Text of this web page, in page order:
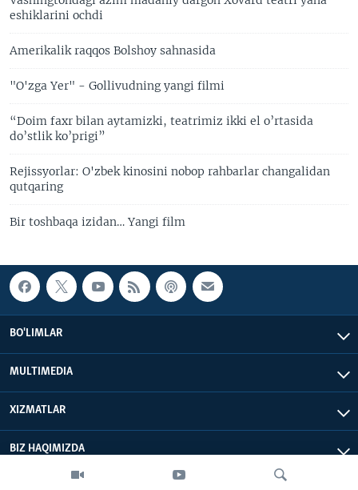
eshiklarini ochdi
Amerikalik raqqos Bolshoy sahnasida
"O'zga Yer" - Gollivudning yangi filmi
“Doim faxr bilan aytamizki, teatrimiz ikki el o’rtasida
do’stlik ko’prigi”
Rejissyorlar: O'zbek kinosini nobop rahbarlar changalidan
qutqaring
Bir toshbaqa izidan… Yangi film
BO'LIMLAR
MULTIMEDIA
XIZMATLAR
BIZ HAQIMIZDA